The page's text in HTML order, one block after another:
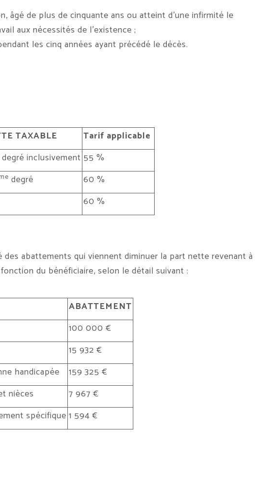
âgé de plus de cinquante ans ou atteint d’une infirmité le
aux nécessités de l’existence ;
les cinq années ayant précédé le décès.
TAXABLE
Tarif applicable
degré inclusivement 55 %
degré
60 %
60 %
abattements qui viennent diminuer la part nette revenant à
du bénéficiaire, selon le détail suivant :
ABATTEMENT
100 000 €
15 932 €
handicapée
159 325 €
nièces
7 967 €
spécifique 1 594 €